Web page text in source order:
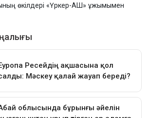
өкілдері «Үркер-АШ» ұжымымен